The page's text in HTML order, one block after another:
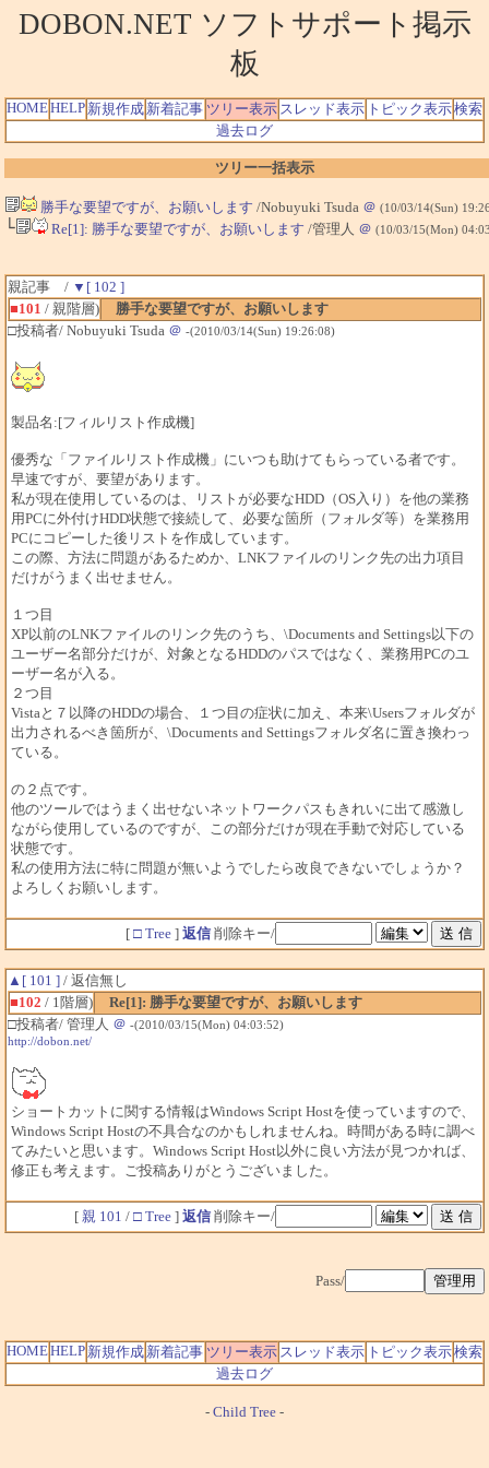
DOBON.NET ソフトサポート掲示
板
HOMEHELP 新規作成 新着記事 ツリー表示 スレッド表示 トピック表示検索
過去ログ
ツリー一括表示
勝手な要望ですが、お願いします /Nobuyuki Tsuda ＠ (10/03/14(Sun)
└ Re[1]: 勝手な要望ですが、お願いします /管理人 ＠ (10/03/15(Mon)
親記事 / ▼[ 102 ]
■101 / 親階層)
勝手な要望ですが、お願いします
□投稿者/ Nobuyuki Tsuda ＠ -(2010/03/14(Sun) 19:26:08)
製品名:[フィルリスト作成機]
優秀な「ファイルリスト作成機」にいつも助けてもらっている者です。
早速ですが、要望があります。
私が現在使用しているのは、リストが必要なHDD（OS入り）を他の業務
用PCに外付けHDD状態で接続して、必要な箇所（フォルダ等）を業務用
PCにコピーした後リストを作成しています。
この際、方法に問題があるためか、LNKファイルのリンク先の出力項目
だけがうまく出せません。
１つ目
XP以前のLNKファイルのリンク先のうち、\Documents and Settings以下の
ユーザー名部分だけが、対象となるHDDのパスではなく、業務用PCのユ
ーザー名が入る。
２つ目
Vistaと７以降のHDDの場合、１つ目の症状に加え、本来\Usersフォルダが
出力されるべき箇所が、\Documents and Settingsフォルダ名に置き換わっ
ている。
の２点です。
他のツールではうまく出せないネットワークパスもきれいに出て感激し
ながら使用しているのですが、この部分だけが現在手動で対応している
状態です。
私の使用方法に特に問題が無いようでしたら改良できないでしょうか？
よろしくお願いします。
[ □ Tree ] 返信 削除キー/
▲[ 101 ] / 返信無し
■102 / 1階層)
Re[1]: 勝手な要望ですが、お願いします
□投稿者/ 管理人 ＠ -(2010/03/15(Mon) 04:03:52)
http://dobon.net/
ショートカットに関する情報はWindows Script Hostを使っていますので、
Windows Script Hostの不具合なのかもしれませんね。時間がある時に調べ
てみたいと思います。Windows Script Host以外に良い方法が見つかれば、
修正も考えます。ご投稿ありがとうございました。
[ 親 101 / □ Tree ] 返信 削除キー/
Pass/
HOMEHELP 新規作成 新着記事 ツリー表示 スレッド表示 トピック表示検索
過去ログ
- Child Tree -